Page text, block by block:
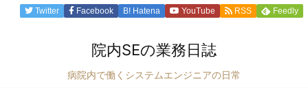
院内SEの業務日誌
病院内で働くシステムエンジニアの日常
Twitter Facebook B! Hatena YouTube RSS Feedly